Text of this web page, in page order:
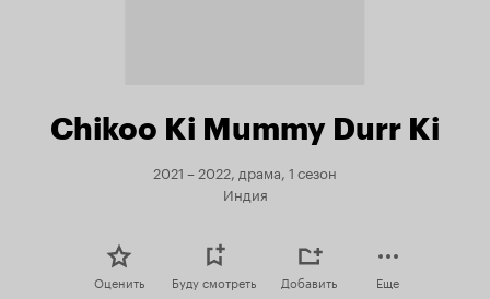
Chikoo Ki Mummy Durr Ki
2021 – 2022, драма, 1 сезон
Индия
Оценить Буду смотреть Добавить Еще